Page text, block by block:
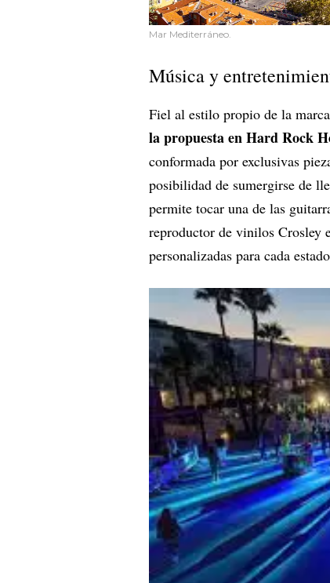
Mar Mediterráneo.
Música y
Fiel al estilo propio de la
la propuesta en Hard Rock
conformada por exclusivas
posibilidad de sumergirse de
permite tocar una de las
reproductor de vinilos Crosley
personalizadas para cada